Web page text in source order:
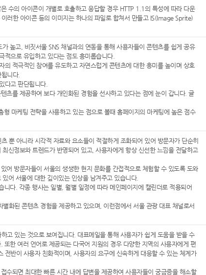
수의 아이콘이 개별로 호출하고 응답할 경우 HTTP 1.1의 특성에 따라 다운
러한 아이콘 등의 이미지는 하나의 파일로 합쳐서 만들고 IS(Image Sprite)
높고, 비짓서울 SNS 채널과의 연동을 통해 사용자들이 콘텐츠를 쉽게 공유
으로 유입하고 있다는 점도 흥미롭습니다.
적극적인 참여를 유도하고 자연스럽게 콘텐츠에 대한 흥미를 높이며 상호
니다.
다고 판단됩니다.
츠를 제공하여 보다 개인화된 경험을 선사하고 있다는 점에 눈이 갑니다. 글
마케팅 전략을 사용하고 있는 점으로 볼때 홈페이지의 마케팅에 높은 점수
뿐 아니라 시각적 자료와 요소들이 적절하게 조화되어 있어 방문자가 단순히
신정보와 트렌드가 반영되어 있고, 사용자에게 항상 신선한 느낌을 전달하고
어 방문자들이 서울의 생생한 현지 문화를 간접적으로 체험할 수 있도록 도와
어 서울에 대한 깊이있는 인상을 남겨주고 있습니다.
다. 각종 행사는 일별, 월별 일정에 따라 메인페이지에 캘린더로 적용되어
화된 콘텐츠 경험을 제공하고 있으며, 이런점에서 서울 관광 대표 채널로서
고 있는 것으로 보여집니다. 대표메일을 통해 사용자가 쉽게 도움을 받을 수
한 여러 언어로 제공되는 다국어 지원의 경우 다양한 지역의 사용자에게 편
반이 사용자 친화적이며, 사용자의 요구에 신속하게 대응할 수 있는 체계가
수되면 최대한 빠른 시간 내에 답변을 제공하여 사용자들이 궁금증을 해소할